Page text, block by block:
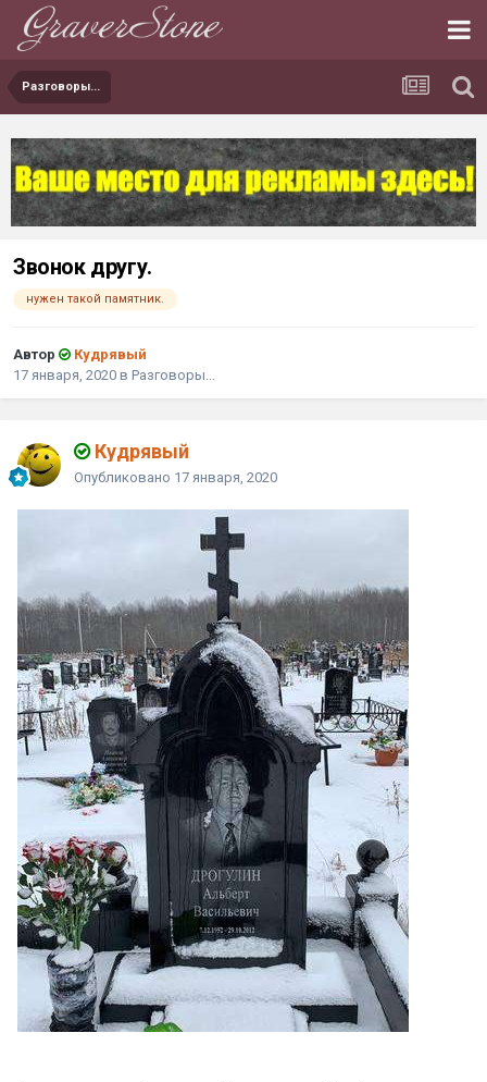
Разговоры...
Звонок другу.
нужен такой памятник.
Автор
Кудрявый
17 января, 2020 в Разговоры...
Кудрявый
Опубликовано 17 января, 2020